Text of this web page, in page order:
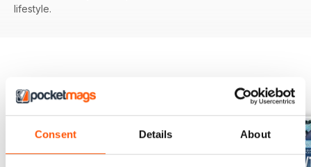
Consent Details About
lifestyle.
Visualizza tutti